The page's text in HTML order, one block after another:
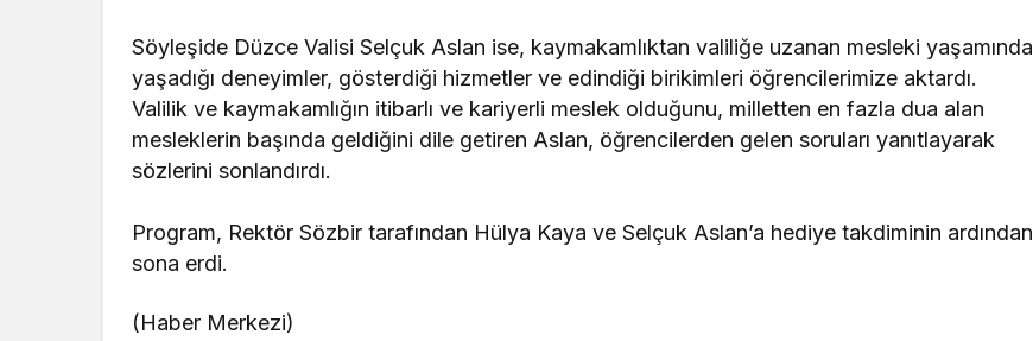
Söyleşide Düzce Valisi Selçuk Aslan ise, kaymakamlıktan valiliğe uzanan mesleki yaşamında
yaşadığı deneyimler, gösterdiği hizmetler ve edindiği birikimleri öğrencilerimize aktardı.
Valilik ve kaymakamlığın itibarlı ve kariyerli meslek olduğunu, milletten en fazla dua alan
mesleklerin başında geldiğini dile getiren Aslan, öğrencilerden gelen soruları yanıtlayarak
sözlerini sonlandırdı.
Program, Rektör Sözbir tarafından Hülya Kaya ve Selçuk Aslan’a hediye takdiminin ardından
sona erdi.
(Haber Merkezi)